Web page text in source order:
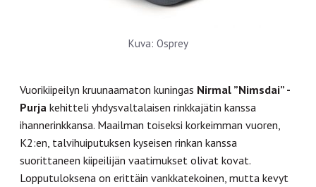
Kuva: Osprey
Vuorikiipeilyn kruunaamaton kuningas Nirmal ”Nimsdai” -
Purja kehitteli yhdysvaltalaisen rinkkajätin kanssa
ihannerinkkansa. Maailman toiseksi korkeimman vuoren,
K2:en, talvihuiputuksen kyseisen rinkan kanssa
suorittaneen kiipeilijän vaatimukset olivat kovat.
Lopputuloksena on erittäin vankkatekoinen, mutta kevyt